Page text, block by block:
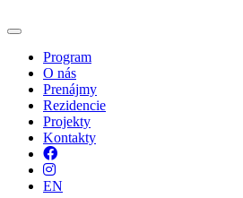
Program
O nás
Prenájmy
Rezidencie
Projekty
Kontakty
Facebook
Instagram
EN